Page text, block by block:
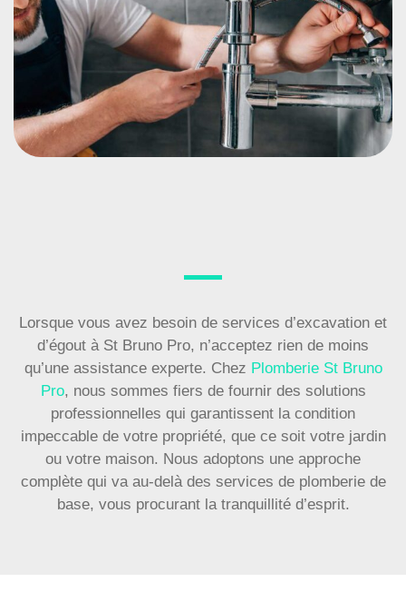
Lorsque vous avez besoin de services d’excavation et
d’égout à St Bruno Pro, n’acceptez rien de moins
qu’une assistance experte. Chez Plomberie St Bruno
Pro, nous sommes fiers de fournir des solutions
professionnelles qui garantissent la condition
impeccable de votre propriété, que ce soit votre jardin
ou votre maison. Nous adoptons une approche
complète qui va au-delà des services de plomberie de
base, vous procurant la tranquillité d’esprit.